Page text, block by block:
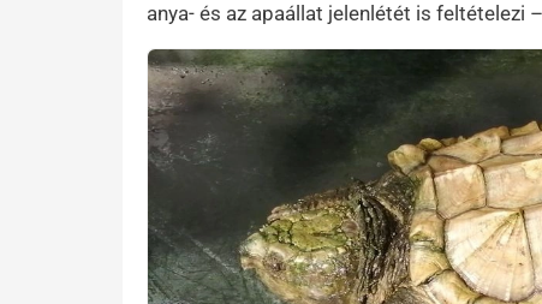
anya- és az apaállat jelenlétét is feltételezi
Kép